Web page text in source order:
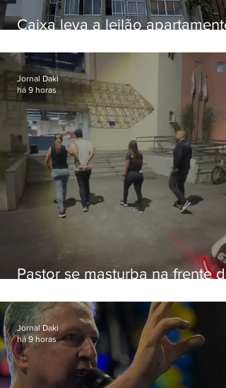
Caixa leva a leilão apartamento
Botafogo
Pastor se masturba na frente de
Jornal Daki
há 9 horas
Jornal Daki
há 9 horas